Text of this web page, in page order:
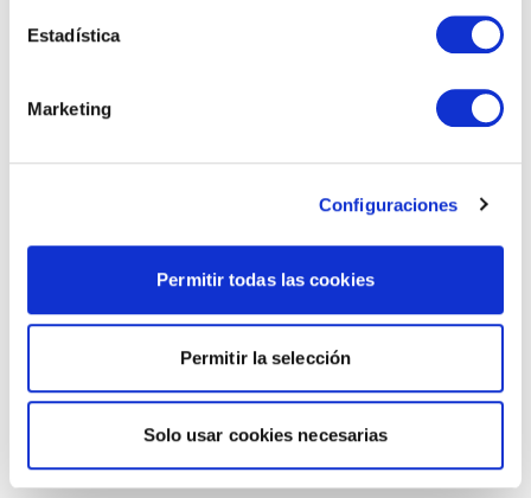
Estadística
Marketing
Configuraciones
Permitir todas las cookies
Permitir la selección
Solo usar cookies necesarias